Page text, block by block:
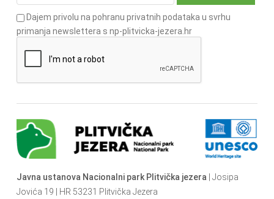
Dajem privolu na pohranu privatnih podataka u svrhu
primanja newslettera s np-plitvicka-jezera.hr
Javna ustanova Nacionalni park Plitvička jezera| Josipa
Jovića 19 | HR 53231 Plitvička Jezera